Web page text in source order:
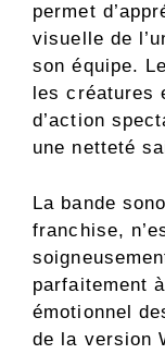
permet
visuelle de
son équipe.
les créatures
d’action
une netteté
La bande
franchise,
parfaitement
émotionnel
de la version